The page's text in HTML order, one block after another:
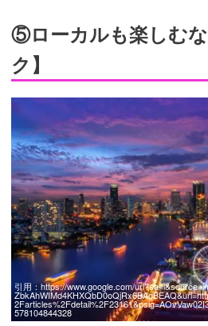
⑤ローカルも楽しむ
ク】
引用：https://www.google.com/
578104844328